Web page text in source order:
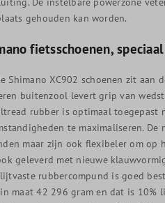
gehouden kan worden.
fietsschoenen,
Shimano XC902 schoenen zit aan
buitenzool levert grip van
rubber is optimaal
te maximaliseren.
maar zijn ook flexibeler om op
geleverd met nieuwe
rubbercompund is goed
maat 42 296 gram en dat is 10%